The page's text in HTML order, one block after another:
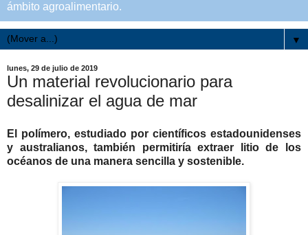
ámbito agroalimentario.
▼
lunes, 29 de julio de 2019
Un material revolucionario para
desalinizar el agua de mar
El polímero, estudiado por científicos estadounidenses
y australianos, también permitiría extraer litio de los
océanos de una manera sencilla y sostenible.